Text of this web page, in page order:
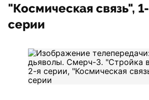
"Космическая связь",
серии